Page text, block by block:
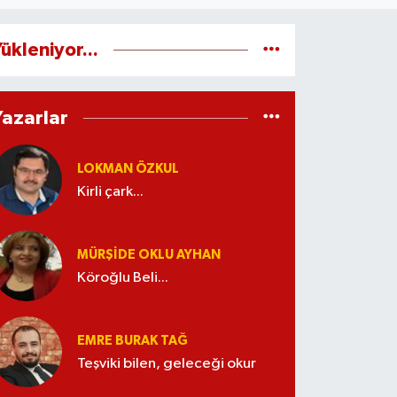
LOKMAN ÖZKUL
Kirli çark...
MÜRŞIDE OKLU AYHAN
Köroğlu Beli...
EMRE BURAK TAĞ
Teşviki bilen, geleceği okur